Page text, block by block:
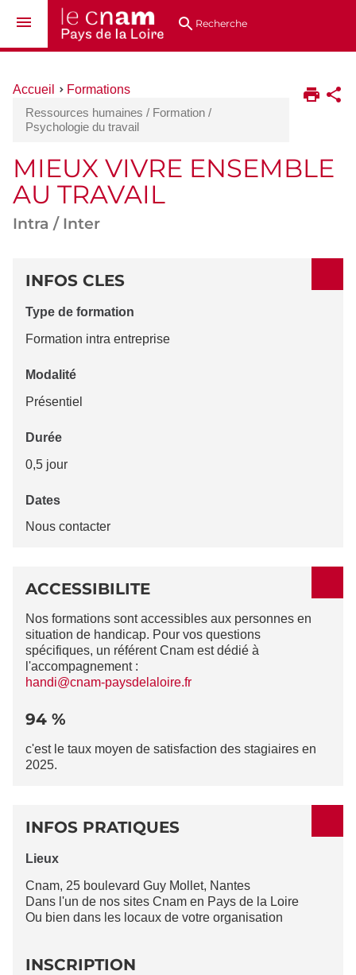
au
directsRecherche
Vous
ici :
Accueil
Formations
Ressources humaines / Formation /
Psychologie du travail
MIEUX VIVRE ENSEMBLE
AU TRAVAIL
Intra / Inter
DÉTAILS
INFOS CLES
Type de formation
Formation intra entreprise
Modalité
Présentiel
Durée
0,5 jour
Dates
Nous contacter
ACCESSIBILITE
Nos formations sont accessibles aux personnes en
situation de handicap. Pour vos questions
spécifiques, un référent Cnam est dédié à
l'accompagnement :
handi@cnam-paysdelaloire.fr
94 %
c'est le taux moyen de satisfaction des stagiaires en
2025.
INFOS PRATIQUES
Lieux
Cnam, 25 boulevard Guy Mollet, Nantes
Dans l'un de nos sites Cnam en Pays de la Loire
Ou bien dans les locaux de votre organisation
INSCRIPTION